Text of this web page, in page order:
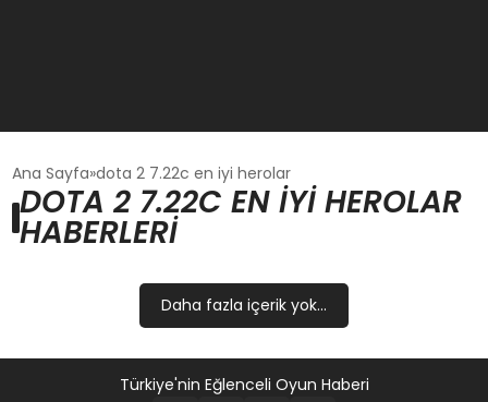
GÜNCEL
OYUN HABERLERI
EĞITIM
Ana Sayfa dota 2 7.22c en iyi herolar
DOTA 2 7.22C EN IYI HEROLAR
HABERLERI
Daha fazla içerik yok...
Türkiye'nin Eğlenceli Oyun Haberi